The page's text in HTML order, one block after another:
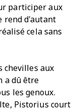
participer aux
rend d'autant
cela sans
chevilles aux
a dû être
les genoux.
Pistorius court